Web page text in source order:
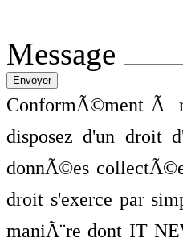
Message
ConformÃ©ment Ã
disposez d'un droit
donnÃ©es
droit s'exerce par
maniÃ¨re dont IT